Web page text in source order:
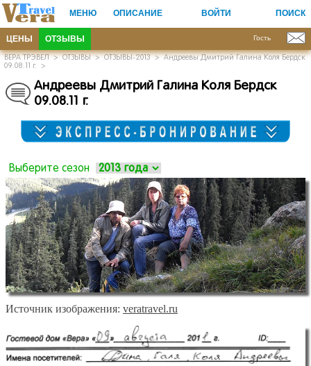
МЕНЮ ОПИСАНИЕ ВОЙТИ ПОИСК
ЦЕНЫ ОТЗЫВЫ Гость
ВЕРА ТРЭВЕЛ>ОТЗЫВЫ>ОТЗЫВЫ-2013>Андреевы Дмитрий Галина Коля Бердск
09.08.11 г. >
Андреевы Дмитрий Галина Коля Бердск
09.08.11 г.
Выберите сезон
Источник изображения: veratravel.ru